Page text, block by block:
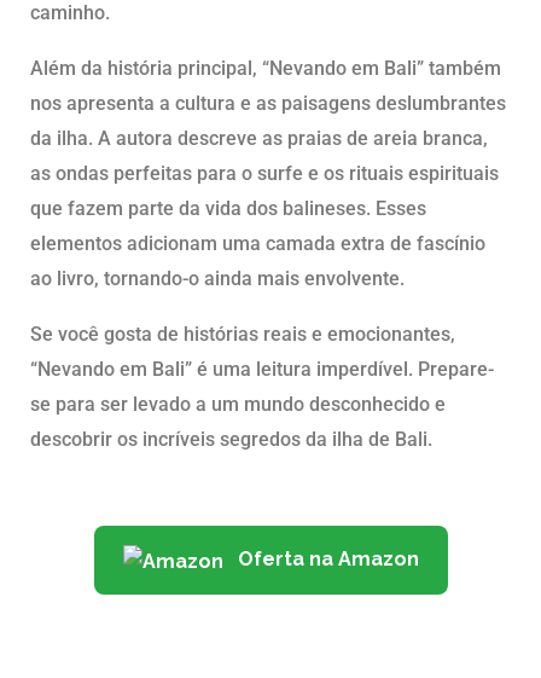
caminho.
Além da história principal, “Nevando em Bali” também
nos apresenta a cultura e as paisagens deslumbrantes
da ilha. A autora descreve as praias de areia branca,
as ondas perfeitas para o surfe e os rituais espirituais
que fazem parte da vida dos balineses. Esses
elementos adicionam uma camada extra de fascínio
ao livro, tornando-o ainda mais envolvente.
Se você gosta de histórias reais e emocionantes,
“Nevando em Bali” é uma leitura imperdível. Prepare-
se para ser levado a um mundo desconhecido e
descobrir os incríveis segredos da ilha de Bali.
Oferta na Amazon